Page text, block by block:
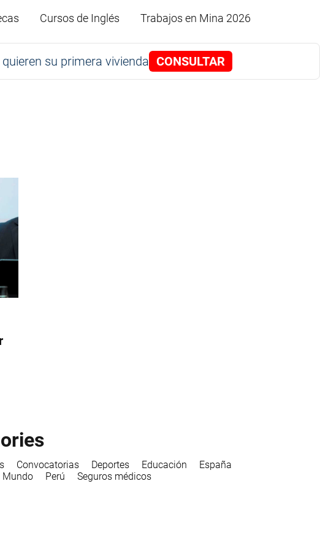
Cursos de Inglés Trabajos en Mina 2026
su primera vivienda CONSULTAR
Convocatorias Deportes Educación
España
Mundo Perú Seguros médicos